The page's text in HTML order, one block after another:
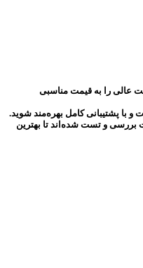
عالی را به قیمت مناسبی
و با پشتیبانی کامل بهره‌مند شوید.
بررسی و تست شده‌اند تا بهترین